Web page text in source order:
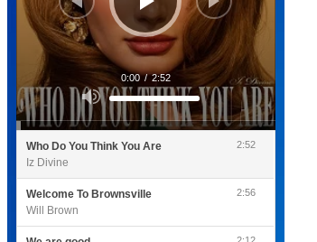
Utilisez
les
flèches
haut/bas
augmenter
le
volume.
0:00 / 2:52
Who Do You Think You Are
Iz Divine
2:52
Welcome To Brownsville
Will Brown
2:56